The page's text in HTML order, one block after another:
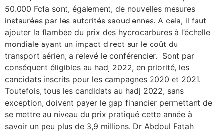
50.000 Fcfa sont, également, de nouvelles mesures
instaurées par les autorités saoudiennes. A cela, il faut
ajouter la flambée du prix des hydrocarbures à l’échelle
mondiale ayant un impact direct sur le coût du
transport aérien, a relevé le conférencier. Sont par
conséquent éligibles au hadj 2022, en priorité, les
candidats inscrits pour les campagnes 2020 et 2021.
Toutefois, tous les candidats au hadj 2022, sans
exception, doivent payer le gap financier permettant de
se mettre au niveau du prix pratiqué cette année à
savoir un peu plus de 3,9 millions. Dr Abdoul Fatah